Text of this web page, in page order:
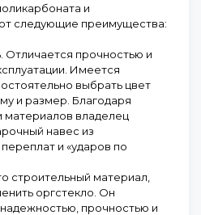
и
следующие преимущества:
Отличается прочностью и
Имеется
выбрать цвет
и размер. Благодаря
материалов владелец
навес из
и «ударов по
строительный материал,
оргстекло. Он
прочностью и